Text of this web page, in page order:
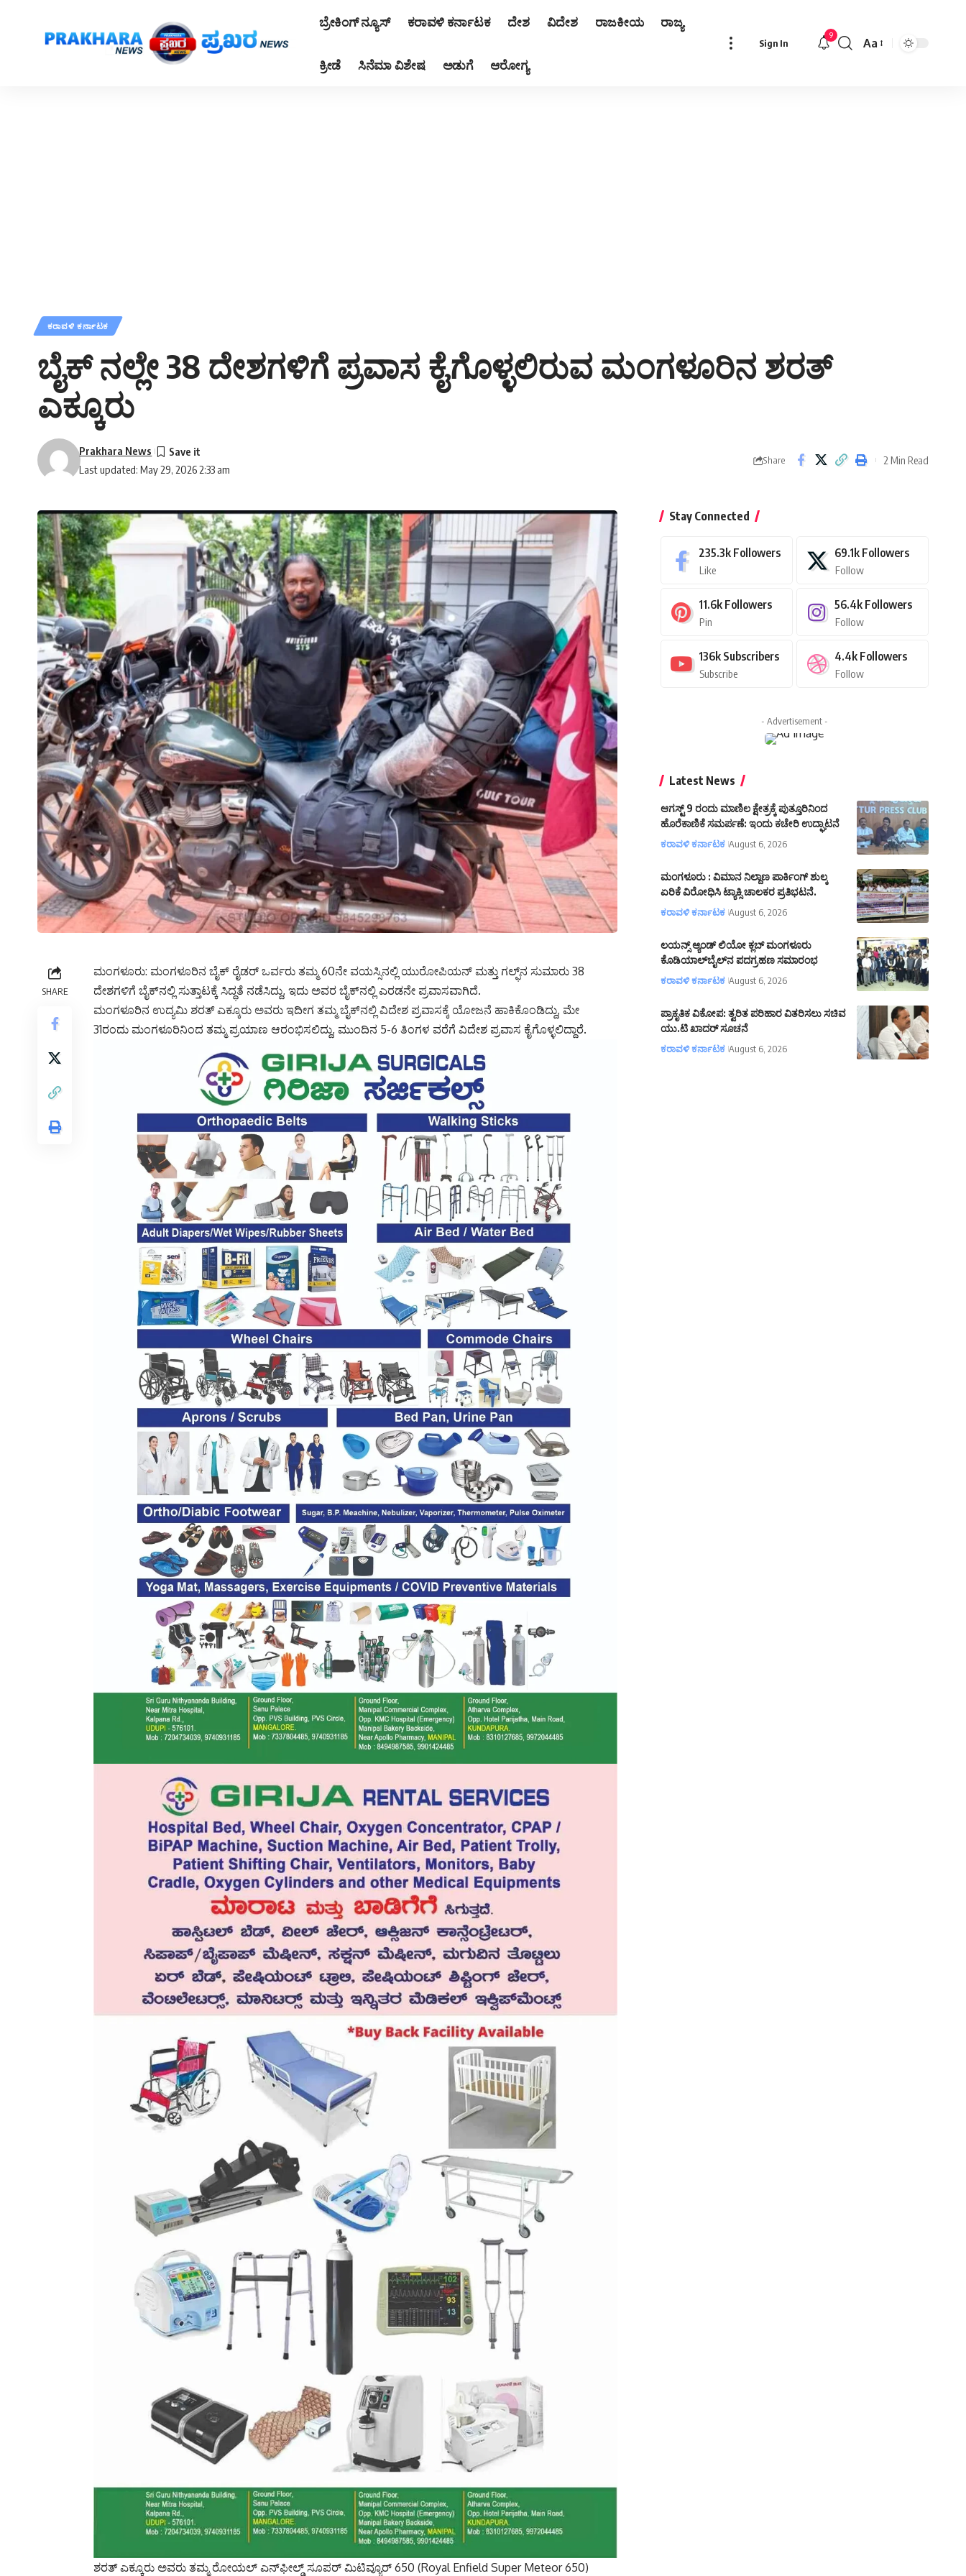
ಬ್ರೇಕಿಂಗ್ ನ್ಯೂಸ್ ಕರಾವಳಿ ಕರ್ನಾಟಕ ದೇಶ ವಿದೇಶ ರಾಜಕೀಯ ರಾಜ್ಯ
ಕ್ರೀಡೆ ಸಿನೆಮಾ ವಿಶೇಷ ಅಡುಗೆ ಆರೋಗ್ಯ
Sign In
9
Font
Aa
ಕರಾವಳಿ ಕರ್ನಾಟಕ
ಬೈಕ್ ನಲ್ಲೇ 38 ದೇಶಗಳಿಗೆ ಪ್ರವಾಸ ಕೈಗೊಳ್ಳಲಿರುವ ಮಂಗಳೂರಿನ ಶರತ್
ಎಕ್ಕೂರು
Last updated: May 29, 2026 2:33 am
Prakhara News
Share 2 Min Read
SHARE
ಮಂಗಳೂರು: ಮಂಗಳೂರಿನ ಬೈಕ್‌ ರೈಡರ್‌ ಒರ್ವರು ತಮ್ಮ 60ನೇ ವಯಸ್ಸಿನಲ್ಲಿ ಯುರೋಪಿಯನ್‌ ಮತ್ತು ಗಲ್ಫ್‌ನ ಸುಮಾರು 38
ದೇಶಗಳಿಗೆ ಬೈಕ್‌ನಲ್ಲಿ ಸುತ್ತಾಟಕ್ಕೆ ಸಿದ್ಧತೆ ನಡೆಸಿದ್ದು, ಇದು ಅವರ ಬೈಕ್‌ನಲ್ಲಿ ಎರಡನೇ ಪ್ರವಾಸವಾಗಿದೆ.
ಮಂಗಳೂರಿನ ಉದ್ಯಮಿ ಶರತ್‌ ಎಕ್ಕೂರು ಅವರು ಇದೀಗ ತಮ್ಮ ಬೈಕ್‌ನಲ್ಲಿ ವಿದೇಶ ಪ್ರವಾಸಕ್ಕೆ ಯೋಜನೆ ಹಾಕಿಕೊಂಡಿದ್ದು, ಮೇ
31ರಂದು ಮಂಗಳೂರಿನಿಂದ ತಮ್ಮ ಪ್ರಯಾಣ ಆರಂಭಿಸಲಿದ್ದು, ಮುಂದಿನ 5-6 ತಿಂಗಳ ವರೆಗೆ ವಿದೇಶ ಪ್ರವಾಸ ಕೈಗೊಳ್ಳಲಿದ್ದಾರೆ.
ಶರತ್‌ ಎಕ್ಕೂರು ಅವರು ತಮ್ಮ ರೋಯಲ್‌ ಎನ್‌ಫೀಲ್ಡ್‌ ಸೂಪರ್‌ ಮಿಟಿವ್ಯೂರ್‌ 650 (Royal Enfield Super Meteor 650)
Stay Connected
235.3k Followers
Like
69.1k Followers
Follow
11.6k Followers
Pin
56.4k Followers
Follow
136k Subscribers
Subscribe
4.4k Followers
Follow
- Advertisement -
Latest News
ಆಗಸ್ಟ್ 9 ರಂದು ಮಾಣಿಲ ಕ್ಷೇತ್ರಕ್ಕೆ ಪುತ್ತೂರಿನಿಂದ
ಹೊರೆಕಾಣಿಕೆ ಸಮರ್ಪಣೆ: ಇಂದು ಕಚೇರಿ ಉದ್ಘಾಟನೆ
ಕರಾವಳಿ ಕರ್ನಾಟಕ August 6, 2026
ಮಂಗಳೂರು : ವಿಮಾನ ನಿಲ್ದಾಣ ಪಾರ್ಕಿಂಗ್ ಶುಲ್ಕ
ಏರಿಕೆ ವಿರೋಧಿಸಿ ಟ್ಯಾಕ್ಸಿ ಚಾಲಕರ ಪ್ರತಿಭಟನೆ.
ಕರಾವಳಿ ಕರ್ನಾಟಕ August 6, 2026
ಲಯನ್ಸ್ ಆ್ಯಂಡ್ ಲಿಯೋ ಕ್ಲಬ್ ಮಂಗಳೂರು
ಕೊಡಿಯಾಲ್‌ಬೈಲ್‌ನ ಪದಗ್ರಹಣ ಸಮಾರಂಭ
ಕರಾವಳಿ ಕರ್ನಾಟಕ August 6, 2026
ಪ್ರಾಕೃತಿಕ ವಿಕೋಪ: ತ್ವರಿತ ಪರಿಹಾರ ವಿತರಿಸಲು ಸಚಿವ
ಯು.ಟಿ ಖಾದರ್ ಸೂಚನೆ
ಕರಾವಳಿ ಕರ್ನಾಟಕ August 6, 2026